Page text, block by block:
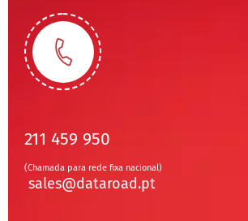
211 459 950
(Chamada para rede fixa nacional)
sales@dataroad.pt